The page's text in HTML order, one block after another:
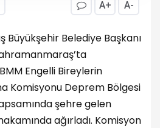
A+ A-
Belediye Başkanı
Engelli Bireylerin
Komisyonu Deprem Bölgesi
şehre gelen
ağırladı. Komisyon